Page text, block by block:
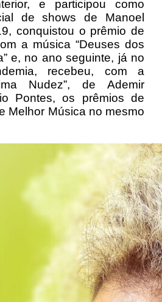
e participou como
de shows de Manoel
conquistou o prêmio de
a música “Deuses dos
e, no ano seguinte, já no
recebeu, com a
Nudez”, de Ademir
Pontes, os prêmios de
Melhor Música no mesmo